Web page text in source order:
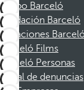
Grupo Barceló
Fundación Barceló
Vacaciones
Barceló Films
Barceló Personas
Canal de denuncias